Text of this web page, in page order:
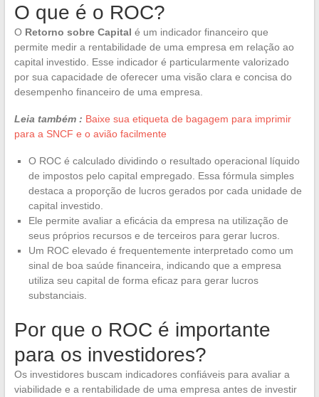
O que é o ROC?
O Retorno sobre Capital é um indicador financeiro que
permite medir a rentabilidade de uma empresa em relação ao
capital investido. Esse indicador é particularmente valorizado
por sua capacidade de oferecer uma visão clara e concisa do
desempenho financeiro de uma empresa.
Leia também : Baixe sua etiqueta de bagagem para imprimir
para a SNCF e o avião facilmente
O ROC é calculado dividindo o resultado operacional líquido
de impostos pelo capital empregado. Essa fórmula simples
destaca a proporção de lucros gerados por cada unidade de
capital investido.
Ele permite avaliar a eficácia da empresa na utilização de
seus próprios recursos e de terceiros para gerar lucros.
Um ROC elevado é frequentemente interpretado como um
sinal de boa saúde financeira, indicando que a empresa
utiliza seu capital de forma eficaz para gerar lucros
substanciais.
Por que o ROC é importante
para os investidores?
Os investidores buscam indicadores confiáveis para avaliar a
viabilidade e a rentabilidade de uma empresa antes de investir